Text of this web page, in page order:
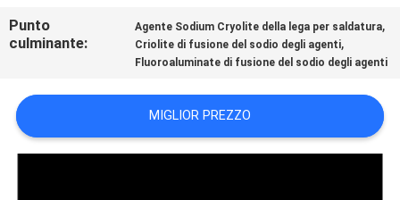
CHIEDI UN
PREVENTIVO
Punto
culminante:
Agente Sodium Cryolite della lega per saldatura,
Criolite di fusione del sodio degli agenti,
Fluoroaluminate di fusione del sodio degli agenti
MIGLIOR PREZZO